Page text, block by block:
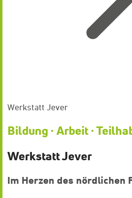
Werkstatt Jever
Bildung · Arbeit ·
Werkstatt Jever
Im Herzen des nördlichen